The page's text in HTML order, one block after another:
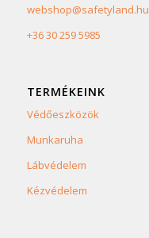
webshop@safetyland.hu
+36 30 259 5985
TERMÉKEINK
Védőeszközök
Munkaruha
Lábvédelem
Kézvédelem